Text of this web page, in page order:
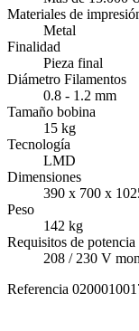
Materiales de
Metal
Finalidad
Pieza final
Diámetro Filamentos
0.8 - 1.2 mm
Tamaño bobina
15 kg
Tecnología
LMD
Dimensiones
390 x 700 x
Peso
142 kg
Requisitos de potencia
208 / 230 V
Referencia